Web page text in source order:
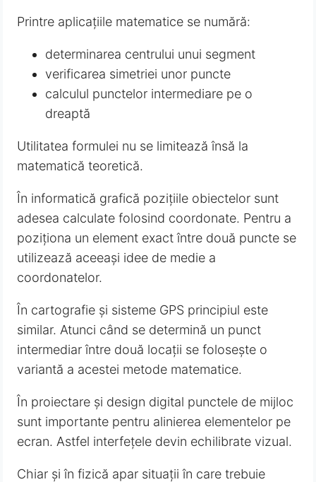
Printre aplicațiile matematice se numără:
determinarea centrului unui segment
verificarea simetriei unor puncte
calculul punctelor intermediare pe o
dreaptă
Utilitatea formulei nu se limitează însă la
matematică teoretică.
În informatică grafică pozițiile obiectelor sunt
adesea calculate folosind coordonate. Pentru a
poziționa un element exact între două puncte se
utilizează aceeași idee de medie a
coordonatelor.
În cartografie și sisteme GPS principiul este
similar. Atunci când se determină un punct
intermediar între două locații se folosește o
variantă a acestei metode matematice.
În proiectare și design digital punctele de mijloc
sunt importante pentru alinierea elementelor pe
ecran. Astfel interfețele devin echilibrate vizual.
Chiar și în fizică apar situații în care trebuie